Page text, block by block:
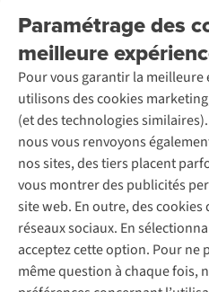
Paramétrage des
meilleure
Pour vous garantir la meilleure
utilisons des cookies
(et des technologies
nous vous renvoyons
nos sites, des tiers placent
vous montrer des publicités
site web. En outre, des cookies
réseaux sociaux. En
acceptez cette option. Pour ne
même question à chaque fois,
Rétractation d'une commande
Entretien & réparations
Garantie
Contactez-nous
À propos d’Ayacucho
Nos magasins
À propos d’A.S.Adventure
Déclaration d'accessibilité
Location / Location sports d’hiver
Entretien de ski
Service de lavage
Entretien de chaussures
Réparation de chaussures
Réparation de vêtements
Retouches
Pour les entreprises
Découvrez
A.S.Magazine
Explore Camp
Gear Check
Expertise & conseils
Abonnez-vous à la newsletter